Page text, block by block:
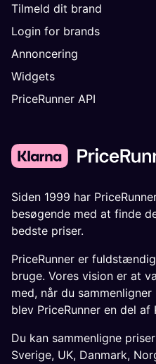
Tilmeld dit brand
Login for brands
Annoncering
Widgets
PriceRunner API
Siden 1999 har
besøgende med at finde
bedste priser.
PriceRunner er
bruge. Vores vision er at
med, når du
blev PriceRunner en del af
Du kan sammenligne
Sverige, UK, Danmark,